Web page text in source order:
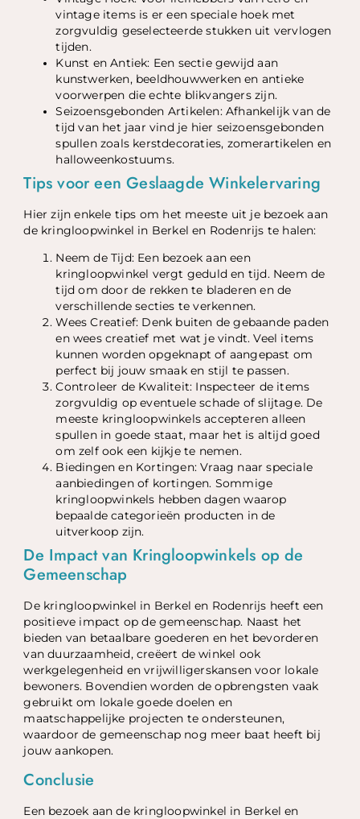
vintage items is er een speciale hoek met
zorgvuldig geselecteerde stukken uit vervlogen
tijden.
Kunst en Antiek: Een sectie gewijd aan
kunstwerken, beeldhouwwerken en antieke
voorwerpen die echte blikvangers zijn.
Seizoensgebonden Artikelen: Afhankelijk van de
tijd van het jaar vind je hier seizoensgebonden
spullen zoals kerstdecoraties, zomerartikelen en
halloweenkostuums.
Tips voor een Geslaagde Winkelervaring
Hier zijn enkele tips om het meeste uit je bezoek aan
de kringloopwinkel in Berkel en Rodenrijs te halen:
Neem de Tijd: Een bezoek aan een
kringloopwinkel vergt geduld en tijd. Neem de
tijd om door de rekken te bladeren en de
verschillende secties te verkennen.
Wees Creatief: Denk buiten de gebaande paden
en wees creatief met wat je vindt. Veel items
kunnen worden opgeknapt of aangepast om
perfect bij jouw smaak en stijl te passen.
Controleer de Kwaliteit: Inspecteer de items
zorgvuldig op eventuele schade of slijtage. De
meeste kringloopwinkels accepteren alleen
spullen in goede staat, maar het is altijd goed
om zelf ook een kijkje te nemen.
Biedingen en Kortingen: Vraag naar speciale
aanbiedingen of kortingen. Sommige
kringloopwinkels hebben dagen waarop
bepaalde categorieën producten in de
uitverkoop zijn.
De Impact van Kringloopwinkels op de
Gemeenschap
De kringloopwinkel in Berkel en Rodenrijs heeft een
positieve impact op de gemeenschap. Naast het
bieden van betaalbare goederen en het bevorderen
van duurzaamheid, creëert de winkel ook
werkgelegenheid en vrijwilligerskansen voor lokale
bewoners. Bovendien worden de opbrengsten vaak
gebruikt om lokale goede doelen en
maatschappelijke projecten te ondersteunen,
waardoor de gemeenschap nog meer baat heeft bij
jouw aankopen.
Conclusie
Een bezoek aan de kringloopwinkel in Berkel en